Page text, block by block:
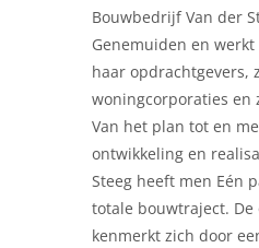
Bouwbedrijf Van der
Genemuiden en
haar opdrachtgevers,
woningcorporaties en
Van het plan tot en
ontwikkeling en
Steeg heeft men Eén
totale bouwtraject. De
kenmerkt zich door